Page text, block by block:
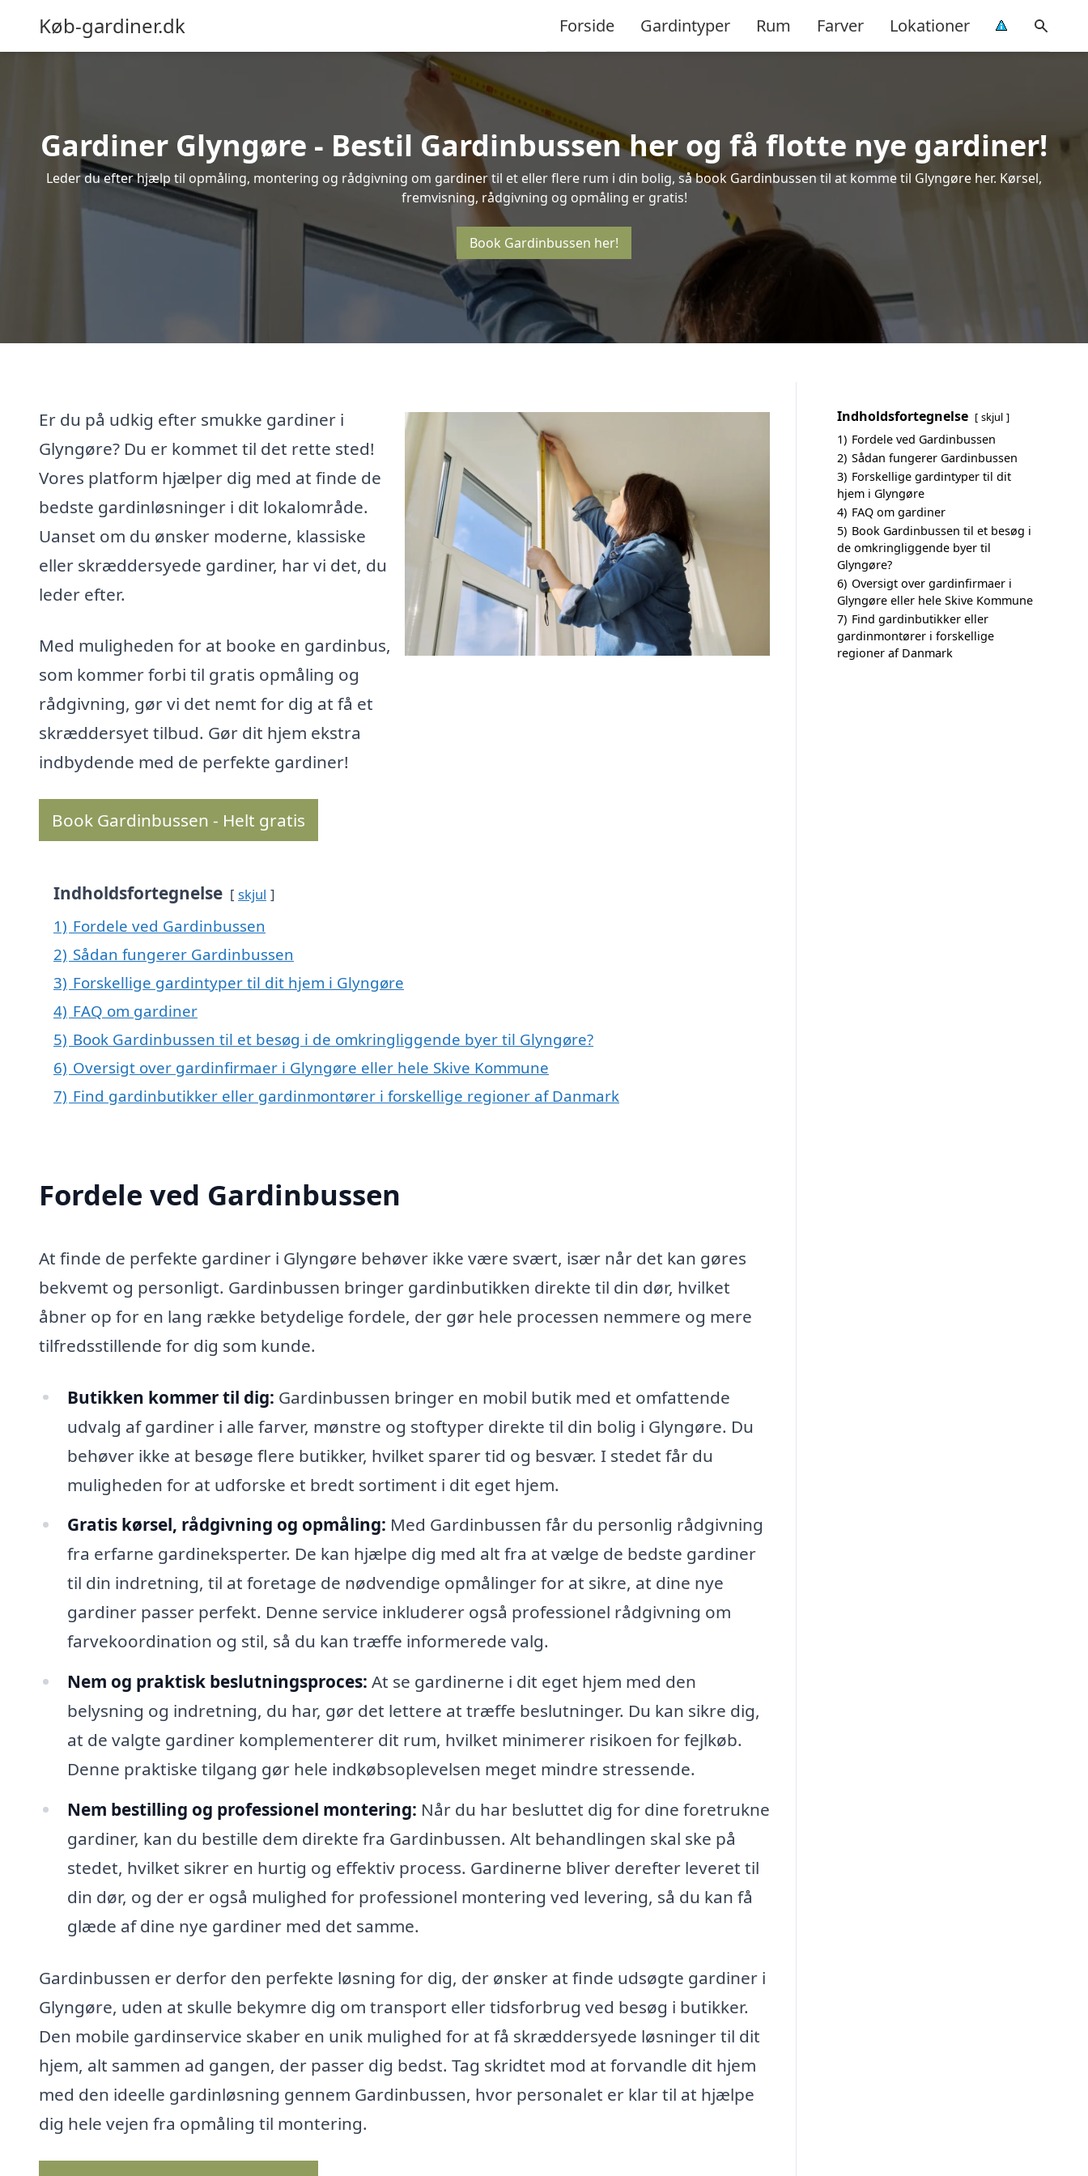
Køb-gardiner.dk Forside Gardintyper Rum Farver Lokationer
Gardiner Glyngøre - Bestil Gardinbussen her og få flotte nye gardiner!
Leder du efter hjælp til opmåling, montering og rådgivning om gardiner til et eller flere rum i din bolig, så book Gardinbussen til at komme til Glyngøre her. Kørsel,
fremvisning, rådgivning og opmåling er gratis!
Book Gardinbussen her!
Er du på udkig efter smukke gardiner i
Glyngøre? Du er kommet til det rette sted!
Vores platform hjælper dig med at finde de
bedste gardinløsninger i dit lokalområde.
Uanset om du ønsker moderne, klassiske
eller skræddersyede gardiner, har vi det, du
leder efter.
Med muligheden for at booke en gardinbus,
som kommer forbi til gratis opmåling og
rådgivning, gør vi det nemt for dig at få et
skræddersyet tilbud. Gør dit hjem ekstra
indbydende med de perfekte gardiner!
Book Gardinbussen - Helt gratis
Indholdsfortegnelse skjul
1) Fordele ved Gardinbussen
2) Sådan fungerer Gardinbussen
3) Forskellige gardintyper til dit hjem i Glyngøre
4) FAQ om gardiner
5) Book Gardinbussen til et besøg i de omkringliggende byer til Glyngøre?
6) Oversigt over gardinfirmaer i Glyngøre eller hele Skive Kommune
7) Find gardinbutikker eller gardinmontører i forskellige regioner af Danmark
Fordele ved Gardinbussen
At finde de perfekte gardiner i Glyngøre behøver ikke være svært, især når det kan gøres
bekvemt og personligt. Gardinbussen bringer gardinbutikken direkte til din dør, hvilket
åbner op for en lang række betydelige fordele, der gør hele processen nemmere og mere
tilfredsstillende for dig som kunde.
Butikken kommer til dig: Gardinbussen bringer en mobil butik med et omfattende
udvalg af gardiner i alle farver, mønstre og stoftyper direkte til din bolig i Glyngøre. Du
behøver ikke at besøge flere butikker, hvilket sparer tid og besvær. I stedet får du
muligheden for at udforske et bredt sortiment i dit eget hjem.
Gratis kørsel, rådgivning og opmåling: Med Gardinbussen får du personlig rådgivning
fra erfarne gardineksperter. De kan hjælpe dig med alt fra at vælge de bedste gardiner
til din indretning, til at foretage de nødvendige opmålinger for at sikre, at dine nye
gardiner passer perfekt. Denne service inkluderer også professionel rådgivning om
farvekoordination og stil, så du kan træffe informerede valg.
Nem og praktisk beslutningsproces: At se gardinerne i dit eget hjem med den
belysning og indretning, du har, gør det lettere at træffe beslutninger. Du kan sikre dig,
at de valgte gardiner komplementerer dit rum, hvilket minimerer risikoen for fejlkøb.
Denne praktiske tilgang gør hele indkøbsoplevelsen meget mindre stressende.
Nem bestilling og professionel montering: Når du har besluttet dig for dine foretrukne
gardiner, kan du bestille dem direkte fra Gardinbussen. Alt behandlingen skal ske på
stedet, hvilket sikrer en hurtig og effektiv process. Gardinerne bliver derefter leveret til
din dør, og der er også mulighed for professionel montering ved levering, så du kan få
glæde af dine nye gardiner med det samme.
Gardinbussen er derfor den perfekte løsning for dig, der ønsker at finde udsøgte gardiner i
Glyngøre, uden at skulle bekymre dig om transport eller tidsforbrug ved besøg i butikker.
Den mobile gardinservice skaber en unik mulighed for at få skræddersyede løsninger til dit
hjem, alt sammen ad gangen, der passer dig bedst. Tag skridtet mod at forvandle dit hjem
med den ideelle gardinløsning gennem Gardinbussen, hvor personalet er klar til at hjælpe
dig hele vejen fra opmåling til montering.
Indholdsfortegnelse skjul
1) Fordele ved Gardinbussen
2) Sådan fungerer Gardinbussen
3) Forskellige gardintyper til dit
hjem i Glyngøre
4) FAQ om gardiner
5) Book Gardinbussen til et besøg i
de omkringliggende byer til
Glyngøre?
6) Oversigt over gardinfirmaer i
Glyngøre eller hele Skive Kommune
7) Find gardinbutikker eller
gardinmontører i forskellige
regioner af Danmark